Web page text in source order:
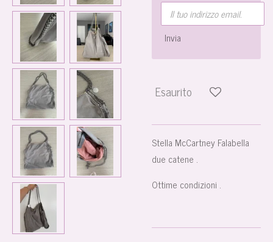
Invia
Esaurito
Stella McCartney Falabella
due catene .
Ottime condizioni .